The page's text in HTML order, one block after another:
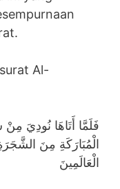
Al-
فَلَمَّا أَتَاهَا نُودِيَ
الْمُبَارَكَةِ مِنَ
الْعَالَمِينَ